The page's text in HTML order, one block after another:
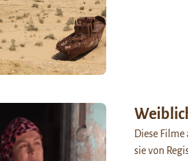
Diese Filme
sie von